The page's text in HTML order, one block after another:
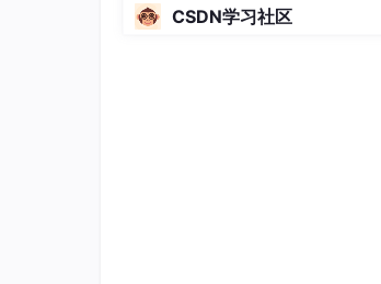
2024全球机器学习技术大会并发
表演讲！
CSDN学习社区